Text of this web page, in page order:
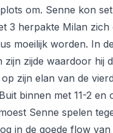
om. Senne kon
3 herpakte Milan
moeilijk worden. In
zijn zijde waardoor hij
zijn elan van de
binnen met 11-2 en
Senne spelen
in de goede flow